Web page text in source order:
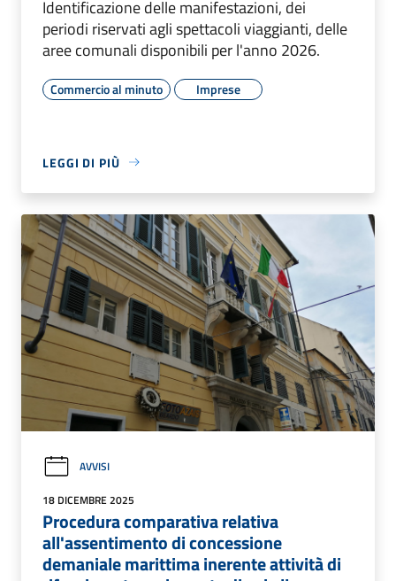
Identificazione delle manifestazioni, dei
periodi riservati agli spettacoli viaggianti, delle
aree comunali disponibili per l'anno 2026.
Commercio al minuto Imprese
LEGGI DI PIÙ
AVVISI
18 DICEMBRE 2025
Procedura comparativa relativa
all'assentimento di concessione
demaniale marittima inerente attività di